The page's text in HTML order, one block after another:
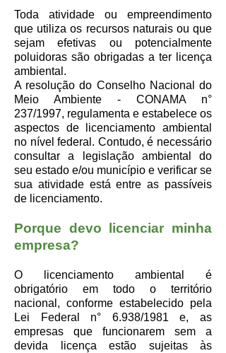
Toda atividade ou empreendimento
que utiliza os recursos naturais ou que
sejam efetivas ou potencialmente
poluidoras são obrigadas a ter licença
ambiental.
A resolução do Conselho Nacional do
Meio Ambiente - CONAMA n°
237/1997, regulamenta e estabelece os
aspectos de licenciamento ambiental
no nível federal. Contudo, é necessário
consultar a legislação ambiental do
seu estado e/ou município e verificar se
sua atividade está entre as passíveis
de licenciamento.
Porque devo licenciar minha
empresa?
O licenciamento ambiental é
obrigatório em todo o território
nacional, conforme estabelecido pela
Lei Federal n° 6.938/1981 e, as
empresas que funcionarem sem a
devida licença estão sujeitas às